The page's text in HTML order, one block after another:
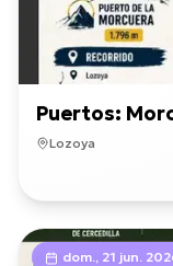
Puertos:
Lozoya
dom., 21 jun.